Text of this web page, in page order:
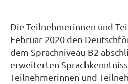
Die Teilnehmerinnen und
Februar 2020 den
dem Sprachniveau B2
erweiterten
Teilnehmerinnen und